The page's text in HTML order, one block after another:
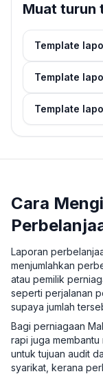
Muat turun
Template
Template
Template
Cara
Laporan
menjumlahkan
atau pemilik
seperti perjalanan
supaya jumlah
Bagi perniagaan
rapi juga
untuk tujuan audit
syarikat, kerana